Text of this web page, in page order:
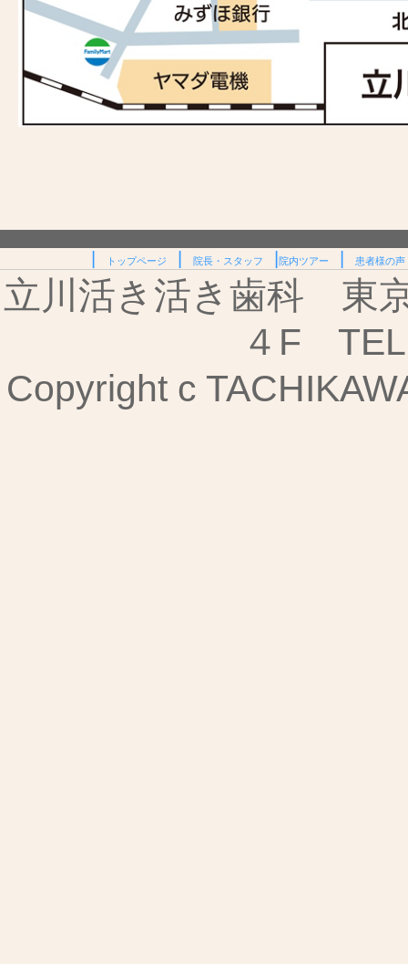
トップページ 院長・スタッフ 院内ツアー 患者様の声
立川活き活き歯科 東
４F
Copyright c